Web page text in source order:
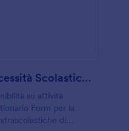
Valutazione Delle Necessità Scolastiche Domanda
su attività
Form per la
di